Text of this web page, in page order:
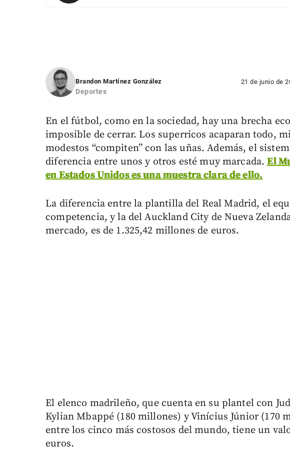
Brandon Martínez González
Deportes
21 de junio de
En el fútbol, como en la sociedad, hay una brecha
imposible de cerrar. Los superricos acaparan todo,
modestos “compiten” con las uñas. Además, el
diferencia entre unos y otros esté muy marcada.El
en Estados Unidos es una muestra clara de ello.
La diferencia entre la plantilla del Real Madrid, el
competencia, y la del Auckland City de Nueva
mercado, es de 1.325,42 millones de euros.
El elenco madrileño, que cuenta en su plantel con
Kylian Mbappé (180 millones) y Vinícius Júnior (170
entre los cinco más costosos del mundo, tiene un
euros.